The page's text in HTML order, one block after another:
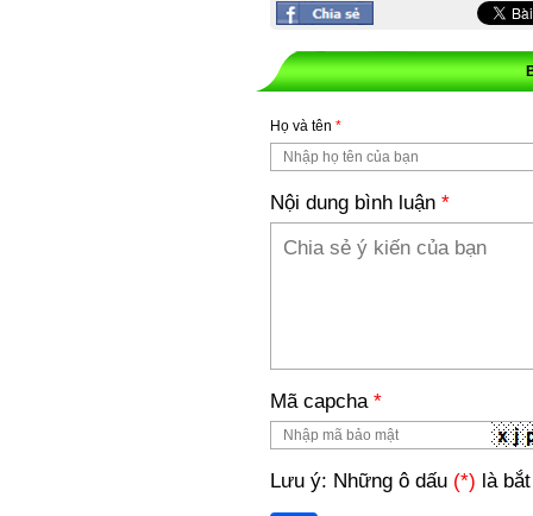
Họ và tên *
Nội dung bình luận *
Mã capcha *
Lưu ý: Những ô dấu (*) là